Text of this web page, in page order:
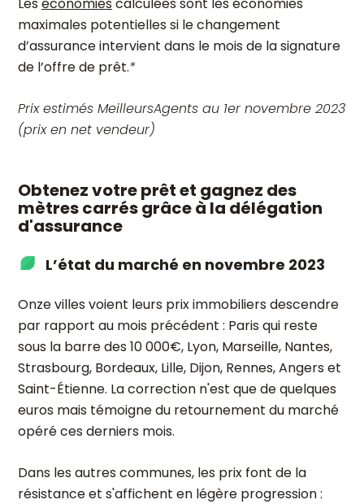
maximales potentielles si le changement
d’assurance intervient dans le mois de la signature
de l’offre de prêt.*
Prix estimés MeilleursAgents au 1er novembre 2023
(prix en net vendeur)
Obtenez votre prêt et gagnez des
mètres carrés grâce à la délégation
d'assurance
L’état du marché en novembre 2023
Onze villes voient leurs prix immobiliers descendre
par rapport au mois précédent : Paris qui reste
sous la barre des 10 000€, Lyon, Marseille, Nantes,
Strasbourg, Bordeaux, Lille, Dijon, Rennes, Angers et
Saint-Étienne. La correction n'est que de quelques
euros mais témoigne du retournement du marché
opéré ces derniers mois.
Dans les autres communes, les prix font de la
résistance et s'affichent en légère progression :